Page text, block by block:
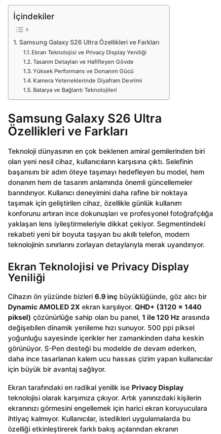
a
a
a
İçindekiler
Samsung Galaxy S26 Ultra Özellikleri ve Farkları
Ekran Teknolojisi ve Privacy Display Yeniliği
Tasarım Detayları ve Hafifleyen Gövde
Yüksek Performans ve Donanım Gücü
Kamera Yeteneklerinde Diyafram Devrimi
Batarya ve Bağlantı Teknolojileri
Samsung Galaxy S26 Ultra
Özellikleri ve Farkları
Teknoloji dünyasının en çok beklenen amiral gemilerinden biri
olan yeni nesil cihaz, kullanıcıların karşısına çıktı. Selefinin
başarısını bir adım öteye taşımayı hedefleyen bu model, hem
donanım hem de tasarım anlamında önemli güncellemeler
barındırıyor. Kullanıcı deneyimini daha rafine bir noktaya
taşımak için geliştirilen cihaz, özellikle günlük kullanım
konforunu artıran ince dokunuşları ve profesyonel fotoğrafçılığa
yaklaşan lens iyileştirmeleriyle dikkat çekiyor. Segmentindeki
rekabeti yeni bir boyuta taşıyan bu akıllı telefon, modern
teknolojinin sınırlarını zorlayan detaylarıyla merak uyandırıyor.
Ekran Teknolojisi ve Privacy Display
Yeniliği
Cihazın ön yüzünde bizleri 6.9 inç büyüklüğünde, göz alıcı bir
Dynamic AMOLED 2X ekran karşılıyor. QHD+ (3120 x 1440
piksel) çözünürlüğe sahip olan bu panel, 1 ile 120 Hz arasında
değişebilen dinamik yenileme hızı sunuyor. 500 ppi piksel
yoğunluğu sayesinde içerikler her zamankinden daha keskin
görünüyor. S-Pen desteği bu modelde de devam ederken,
daha ince tasarlanan kalem ucu hassas çizim yapan kullanıcılar
için büyük bir avantaj sağlıyor.
Ekran tarafındaki en radikal yenilik ise Privacy Display
teknolojisi olarak karşımıza çıkıyor. Artık yanınızdaki kişilerin
ekranınızı görmesini engellemek için harici ekran koruyuculara
ihtiyaç kalmıyor. Kullanıcılar, istedikleri uygulamalarda bu
özelliği etkinleştirerek farklı bakış açılarından ekranın